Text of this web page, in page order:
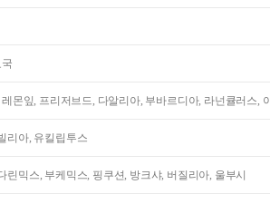
몬잎, 프리저브드, 다알리아, 부바르디아, 라넌큘러스,
리아, 유킬립투스
린믹스, 부케믹스, 핑쿠션, 방크샤, 버질리아, 울부시